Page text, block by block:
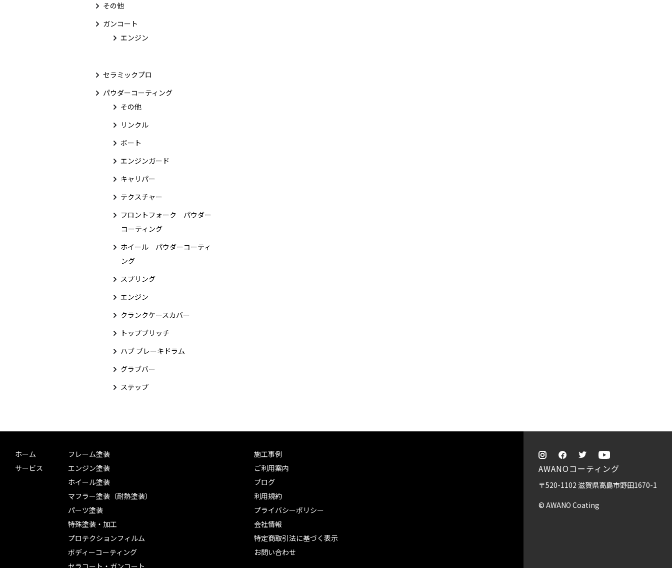
その他
ガンコート
エンジン
セラミックプロ
パウダーコーティング
その他
リンクル
ボート
エンジンガード
キャリパー
テクスチャー
フロントフォーク パウダー
コーティング
ホイール パウダーコーティ
ング
スプリング
エンジン
クランクケースカバー
トップブリッチ
ハブ ブレーキドラム
グラブバー
ステップ
ホーム
サービス
フレーム塗装
エンジン塗装
ホイール塗装
マフラー塗装（耐熱塗装）
パーツ塗装
特殊塗装・加工
プロテクションフィルム
ボディーコーティング
セラコート・ガンコート
施工事例
ご利用案内
ブログ
利用規約
プライバシーポリシー
会社情報
特定商取引法に基づく表示
お問い合わせ
AWANOコーティング
〒520-1102 滋賀県高島市野田1670-1
© AWANO Coating